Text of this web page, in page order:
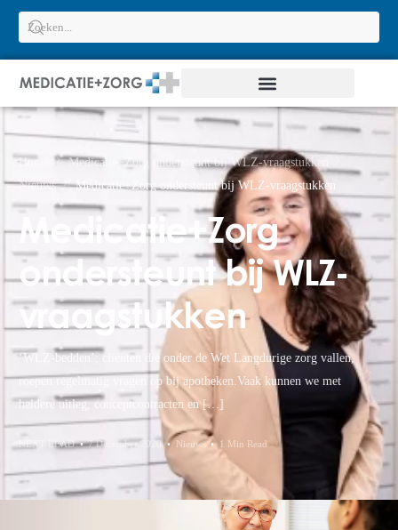
Home
Medicatie+Zorg ondersteunt bij WLZ-vraagstukken
Nieuws
Medicatie+Zorg ondersteunt bij WLZ-vraagstukken
Medicatie+Zorg
ondersteunt bij WLZ-
vraagstukken
‘WLZ-bedden’; cliënten die onder de Wet Langdurige zorg vallen,
roepen regelmatig vragen op bij apotheken.Vaak kunnen we met
heldere uitleg, conceptcontracten en […]
NEXT LEAD 7 December 2020 Nieuws 1 Min Read